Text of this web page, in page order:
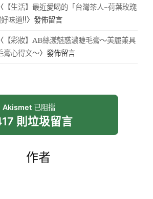
【生活】最近愛喝的「台灣茶人-荷葉玫瑰
味道!!〉發佈留言
【彩妝】AB絲漾魅惑濃睫毛膏～美麗兼具
膏心得文～〉發佈留言
Akismet已阻擋
則垃圾留言
作者